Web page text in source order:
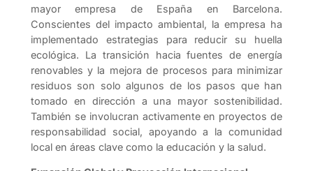
mayor empresa de España en Barcelona.
Conscientes del impacto ambiental, la empresa ha
implementado estrategias para reducir su huella
ecológica. La transición hacia fuentes de energía
renovables y la mejora de procesos para minimizar
residuos son solo algunos de los pasos que han
tomado en dirección a una mayor sostenibilidad.
También se involucran activamente en proyectos de
responsabilidad social, apoyando a la comunidad
local en áreas clave como la educación y la salud.